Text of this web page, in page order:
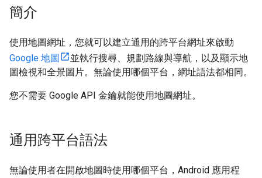
簡介
使用地圖網址，您就可以建立通用的跨平台網址來啟動
Google 地圖
並執行搜尋、規劃路線與導航，以及顯示地
圖檢視和全景圖片。無論使用哪個平台，網址語法都相同。
您不需要 Google API 金鑰就能使用地圖網址。
通用跨平台語法
無論使用者在開啟地圖時使用哪個平台，Android 應用程